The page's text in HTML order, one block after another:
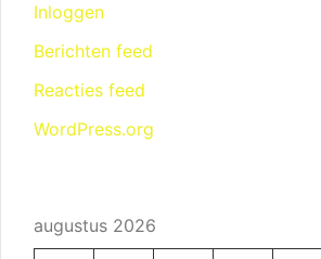
Inloggen
Berichten feed
Reacties feed
WordPress.org
augustus 2026